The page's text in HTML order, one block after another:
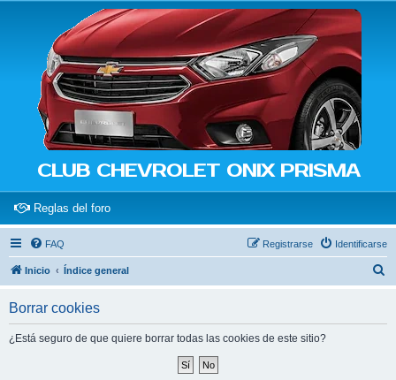
CLUB CHEVROLET ONIX PRISMA
Reglas del foro(Opens a new tab)
FAQ Identificarse
Registrarse
Inicio Índice general
Borrar cookies
¿Está seguro de que quiere borrar todas las cookies de este sitio?